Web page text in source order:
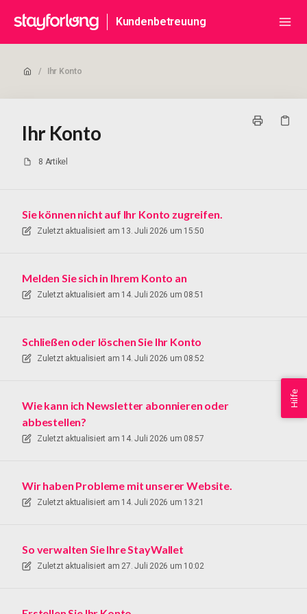
Kundenbetreuung
/ Ihr Konto
Ihr Konto
8 Artikel
Sie können nicht auf Ihr Konto zugreifen.
Zuletzt aktualisiert am 13. Juli 2026 um 15:50
Melden Sie sich in Ihrem Konto an
Zuletzt aktualisiert am 14. Juli 2026 um 08:51
Schließen oder löschen Sie Ihr Konto
Zuletzt aktualisiert am 14. Juli 2026 um 08:52
Wie kann ich Newsletter abonnieren oder
abbestellen?
Zuletzt aktualisiert am 14. Juli 2026 um 08:57
Wir haben Probleme mit unserer Website.
Zuletzt aktualisiert am 14. Juli 2026 um 13:21
So verwalten Sie Ihre StayWallet
Zuletzt aktualisiert am 27. Juli 2026 um 10:02
Hilfe